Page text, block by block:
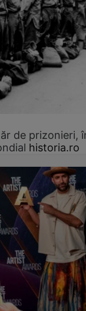
de prizonieri,
historia.ro